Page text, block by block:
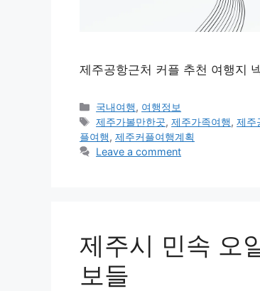
제주공항근처 커플 추천 여행지
Categories
국내여행, 여행정보
Tags
제주가볼만한곳,제주가족여행,제주
플여행, 제주커플여행계획
Leave a comment
제주시 민속 오
보들